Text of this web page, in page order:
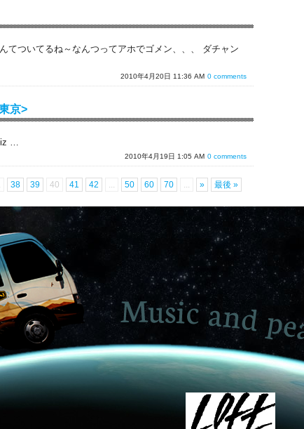
てついてるね～なんつってアホでゴメン、、、 ダチャン
2010年4月20日 11:36 AM 0 comments
京>
…
2010年4月19日 1:05 AM 0 comments
38 39 40 41 42 ... 50 60 70 ... » 最後 »